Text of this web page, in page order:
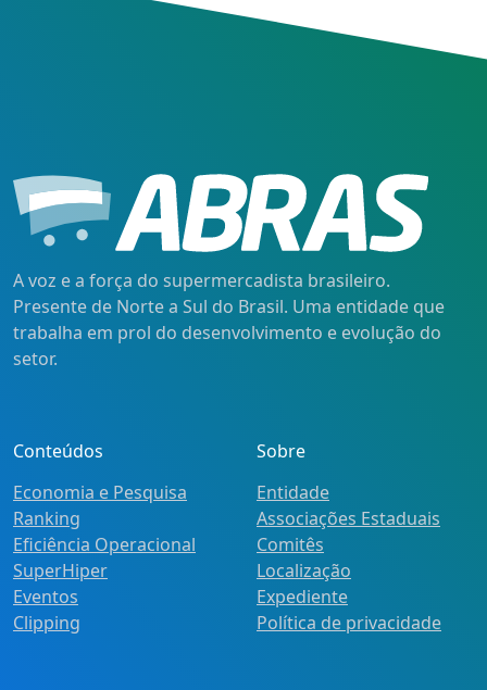
A voz e a força do supermercadista brasileiro.
Presente de Norte a Sul do Brasil. Uma entidade que
trabalha em prol do desenvolvimento e evolução do
setor.
Conteúdos
Economia e Pesquisa
Ranking
Eficiência Operacional
SuperHiper
Eventos
Clipping
Sobre
Entidade
Associações Estaduais
Comitês
Localização
Expediente
Política de privacidade